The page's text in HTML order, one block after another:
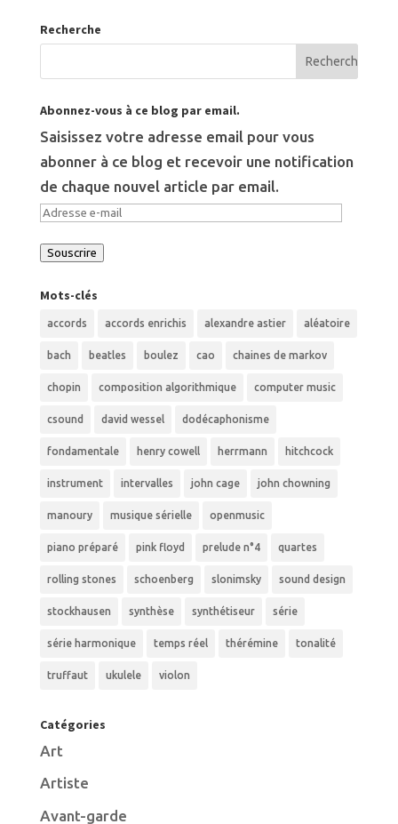
Recherche
Abonnez-vous à ce blog par email.
Saisissez votre adresse email pour vous
abonner à ce blog et recevoir une notification
de chaque nouvel article par email.
Adresse
mail
Souscrire
Mots-clés
accords accords enrichis alexandre astier aléatoire
bach beatles boulez cao chaines de markov
chopin composition algorithmique computer music
csound david wessel dodécaphonisme
fondamentale henry cowell herrmann hitchcock
instrument intervalles john cage john chowning
manoury musique sérielle openmusic
piano préparé pink floyd prelude n°4 quartes
rolling stones schoenberg slonimsky sound design
stockhausen synthèse synthétiseur série
série harmonique temps réel thérémine tonalité
truffaut ukulele violon
Catégories
Art
Artiste
Avant-garde